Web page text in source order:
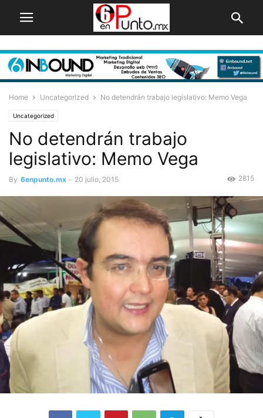
Home Uncategorized No detendrán trabajo legislativo: Memo Vega
Uncategorized
No detendrán trabajo
legislativo: Memo Vega
By 6enpunto.mx - 20 julio, 2015 2815